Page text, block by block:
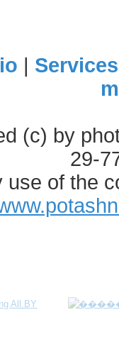
| Services
(c) by
29-
use of the